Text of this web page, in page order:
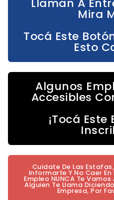
Llaman A
Mira
Tocá Este
Esto
Algunos
Accesibles
¡Tocá
Cuidate De Las
Informarte Y No Caer
Empleo NUNCA Te
Alguien Te Llama
Empresa, Por